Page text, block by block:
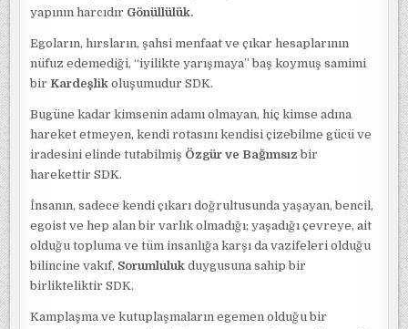
yapının harcıdır Gönüllülük.
Egoların, hırsların, şahsi menfaat ve çıkar hesaplarının
nüfuz edemediği, “iyilikte yarışmaya” baş koymuş samimi
birKardeşlik oluşumudur SDK.
Bugüne kadar kimsenin adamı olmayan, hiç kimse adına
hareket etmeyen, kendi rotasını kendisi çizebilme gücü ve
iradesini elinde tutabilmiş Özgür ve Bağımsız bir
harekettir SDK.
İnsanın, sadece kendi çıkarı doğrultusunda yaşayan, bencil,
egoist ve hep alan bir varlık olmadığı; yaşadığı çevreye, ait
olduğu topluma ve tüm insanlığa karşı da vazifeleri olduğu
bilincine vakıf, Sorumluluk duygusuna sahip bir
birlikteliktir SDK.
Kamplaşma ve kutuplaşmaların egemen olduğu bir